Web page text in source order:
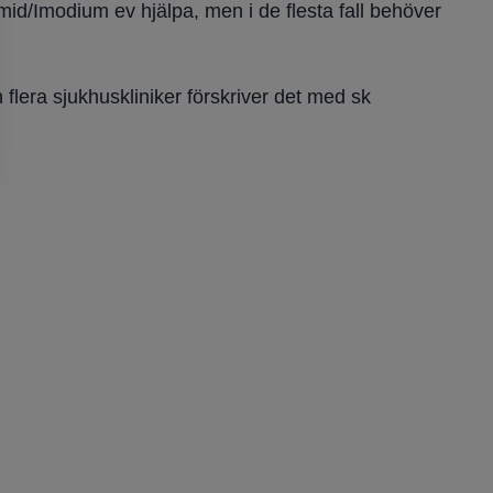
Imodium ev hjälpa, men i de flesta fall behöver
sjukhuskliniker förskriver det med sk